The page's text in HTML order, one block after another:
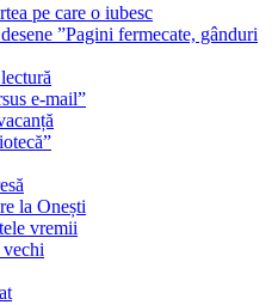
pe care o iubesc
”Pagini fermecate, gânduri
e-mail”
la Onești
vremii